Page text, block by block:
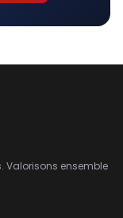
Valorisons ensemble